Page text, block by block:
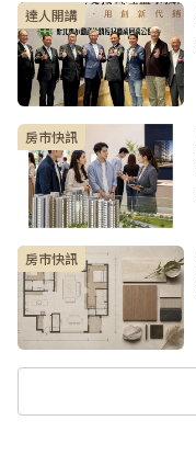
達人開講
房市快訊
房市快訊